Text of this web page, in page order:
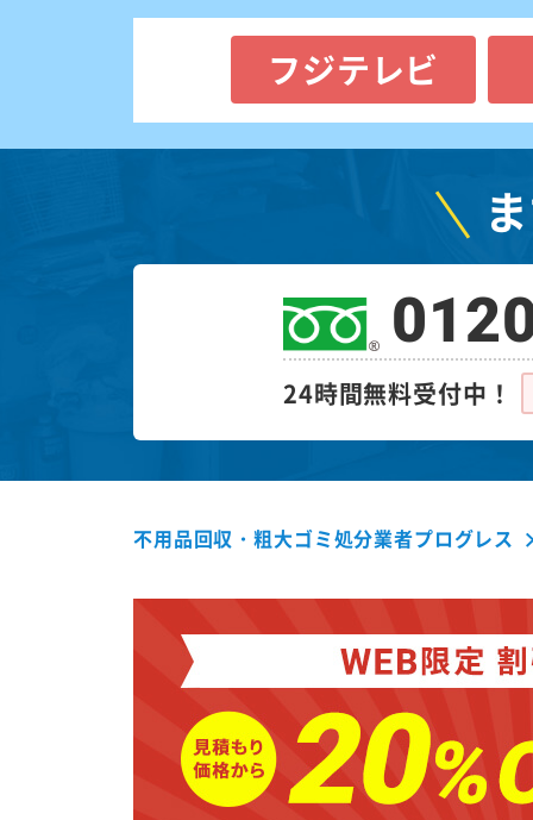
フジテレビ
24時間無料受付中！
不用品回収・粗大ゴミ処分業者プログレス